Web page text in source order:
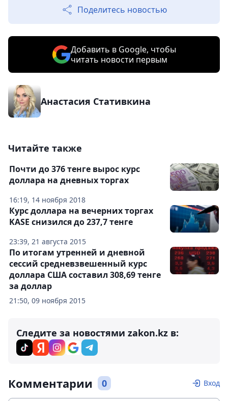
Поделитесь новостью
Добавить в Google, чтобы
читать новости первым
Анастасия Стативкина
Читайте также
16:19, 14 ноября 2018
Почти до 376 тенге вырос курс
доллара на дневных торгах
23:39, 21 августа 2015
Курс доллара на вечерних торгах
KASE снизился до 237,7 тенге
21:50, 09 ноября 2015
По итогам утренней и дневной
сессий средневзвешенный курс
доллара США составил 308,69 тенге
за доллар
Следите за новостями zakon.kz в:
Комментарии 0 Вход